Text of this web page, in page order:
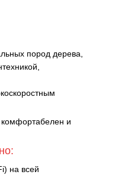
пород дерева,
и
на всей